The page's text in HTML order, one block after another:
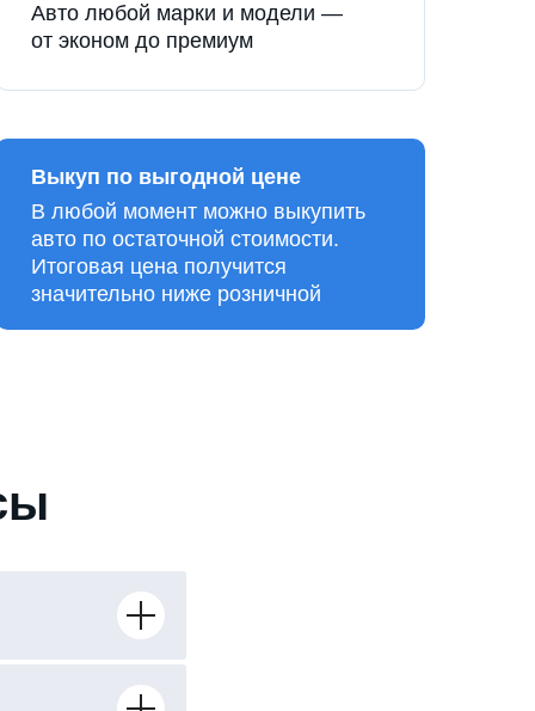
Авто любой марки и модели —
от эконом до премиум
В любой момент можно выкупить
авто по остаточной стоимости.
Итоговая цена получится
значительно ниже розничной
Выкуп по выгодной цене